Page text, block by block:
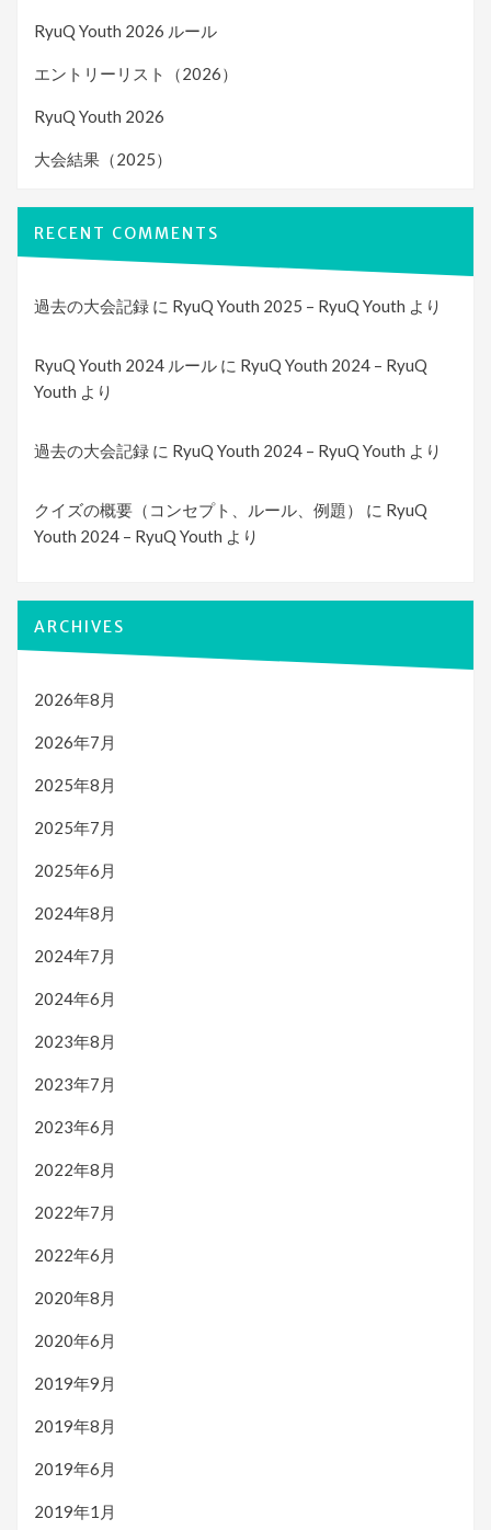
RyuQ Youth 2026 ルール
エントリーリスト（2026）
RyuQ Youth 2026
大会結果（2025）
RECENT COMMENTS
過去の大会記録 に RyuQ Youth 2025 – RyuQ Youth より
RyuQ Youth 2024 ルール に RyuQ Youth 2024 – RyuQ
Youth より
過去の大会記録 に RyuQ Youth 2024 – RyuQ Youth より
クイズの概要（コンセプト、ルール、例題） に RyuQ
Youth 2024 – RyuQ Youth より
ARCHIVES
2026年8月
2026年7月
2025年8月
2025年7月
2025年6月
2024年8月
2024年7月
2024年6月
2023年8月
2023年7月
2023年6月
2022年8月
2022年7月
2022年6月
2020年8月
2020年6月
2019年9月
2019年8月
2019年6月
2019年1月